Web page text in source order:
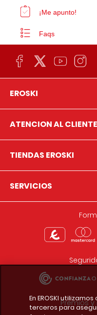
¡Me apunto!
Faqs
EROSKI
ATENCION AL CLIENTE
TIENDAS EROSKI
SERVICIOS
Premios
En EROSKI
terceros para